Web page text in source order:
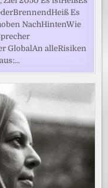
Es
NachHintenWie
GlobalAn alleRisiken